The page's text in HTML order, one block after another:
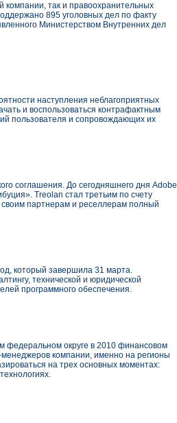
компании, так и правоохранительных
895 уголовных дел по факту
Министерством Внутренних дел
наступления неблагоприятных
и воспользоваться контрафактным
пользователя и сопровождающих их
соглашения. До сегодняшнего дня Adobe
Treolan стал третьим по счету
партнерам и реселлерам полный
который завершила 31 марта.
технической и юридической
программного обеспечения.
федеральном округе в 2010 финансовом
компании, именно на регионы
на трех основных моментах: